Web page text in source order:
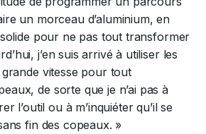
un morceau d’aluminium, en
pour ne pas tout transformer
j’en suis arrivé à utiliser les
vitesse pour tout
de sorte que je n’ai pas à
l’outil ou à m’inquiéter qu’il se
fin des copeaux. »